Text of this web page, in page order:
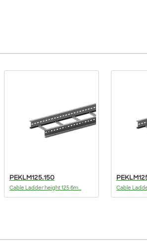
PEKLM125.150
Cable Ladder height 125 6m... Cable